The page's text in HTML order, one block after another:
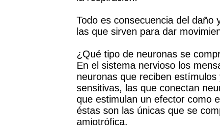
Todo es consecuencia del
las que sirven para dar
¿Qué tipo de neuronas se
En el sistema nervioso los
neuronas que reciben
sensitivas, las que conectan
que estimulan un efector como
éstas son las únicas que se
amiotrófica.